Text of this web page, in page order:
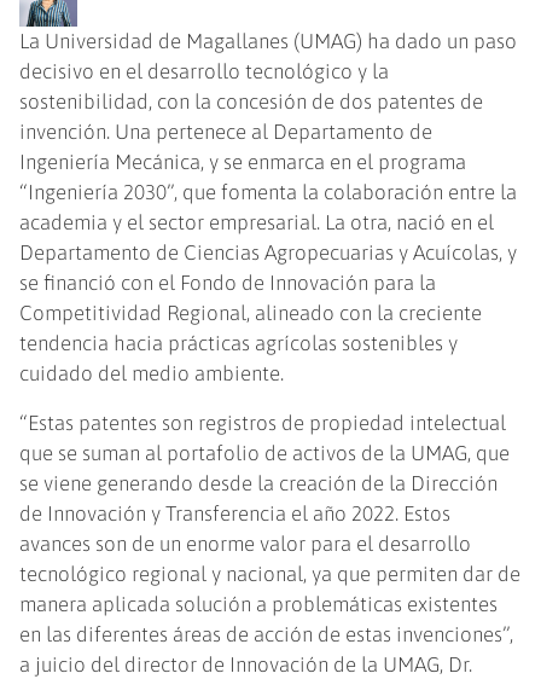
La Universidad de Magallanes (UMAG) ha dado un paso
decisivo en el desarrollo tecnológico y la
sostenibilidad, con la concesión de dos patentes de
invención. Una pertenece al Departamento de
Ingeniería Mecánica, y se enmarca en el programa
“Ingeniería 2030”, que fomenta la colaboración entre la
academia y el sector empresarial. La otra, nació en el
Departamento de Ciencias Agropecuarias y Acuícolas, y
se financió con el Fondo de Innovación para la
Competitividad Regional, alineado con la creciente
tendencia hacia prácticas agrícolas sostenibles y
cuidado del medio ambiente.
“Estas patentes son registros de propiedad intelectual
que se suman al portafolio de activos de la UMAG, que
se viene generando desde la creación de la Dirección
de Innovación y Transferencia el año 2022. Estos
avances son de un enorme valor para el desarrollo
tecnológico regional y nacional, ya que permiten dar de
manera aplicada solución a problemáticas existentes
en las diferentes áreas de acción de estas invenciones”,
a juicio del director de Innovación de la UMAG, Dr.